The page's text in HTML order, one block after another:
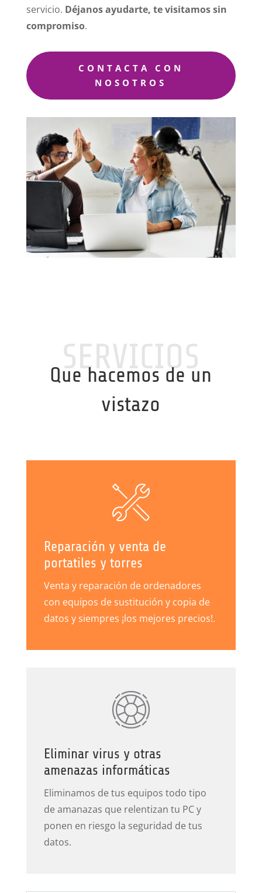
servicio. Déjanos ayudarte, te visitamos sin
compromiso.
CONTACTA CON
NOSOTROS
SERVICIOS
Que hacemos de un
vistazo
Reparación y venta de
portatiles y torres
Venta y reparación de ordenadores
con equipos de sustitución y copia de
datos y siempres ¡los mejores precios!.
Eliminar virus y otras
amenazas informáticas
Eliminamos de tus equipos todo tipo
de amanazas que relentizan tu PC y
ponen en riesgo la seguridad de tus
datos.